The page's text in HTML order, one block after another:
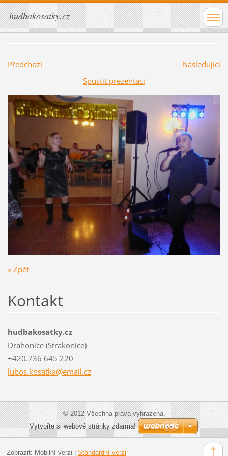
hudbakosatky.cz
Předchozí
Následující
Spustit prezentaci
« Zpět
Kontakt
hudbakosatky.cz
Drahonice (Strakonice)
+420.736 645 220
lubos.kosatka@email.cz
© 2012 Všechna práva vyhrazena.
Vytvořte si webové stránky zdarma!
Zobrazit: Mobilní verzi Standardní verzi